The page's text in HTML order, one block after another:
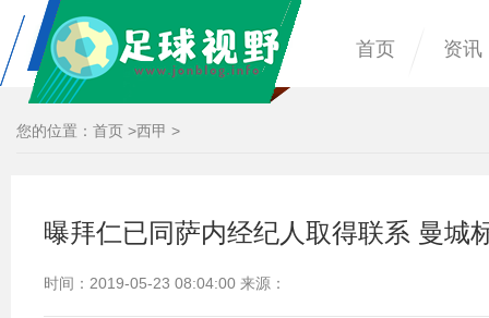
首页 资讯
您的位置： 首页 >西甲 >
曝拜仁已同萨内经纪人取得联系 曼城
时间：2019-05-23 08:04:00 来源：